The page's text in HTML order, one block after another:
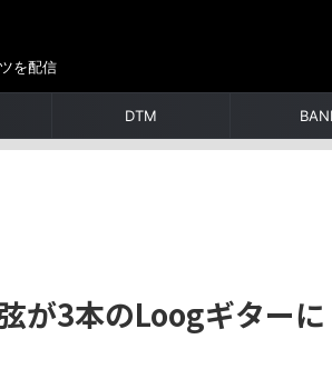
を配信
DTM
が3本のLoogギターに